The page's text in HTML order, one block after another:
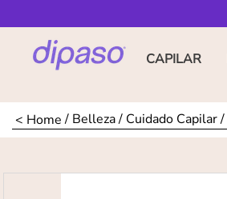
CAPILAR
Belleza Cuidado Capilar